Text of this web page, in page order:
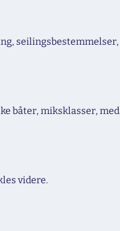
båter, miksklasser,
videre.